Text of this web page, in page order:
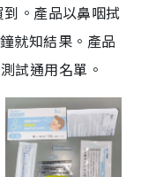
。產品以鼻咽拭
就知結果。產品
試通用名單。